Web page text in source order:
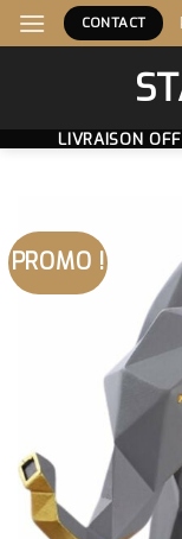
Skip
to
CONTACT
LIVRAISON
PROMO !